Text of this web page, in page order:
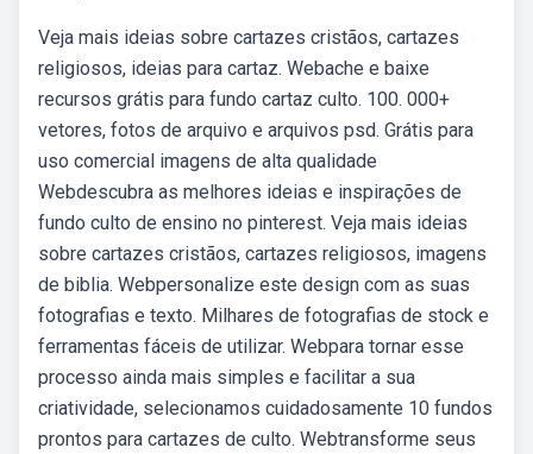
Veja mais ideias sobre cartazes cristãos, cartazes
religiosos, ideias para cartaz. Webache e baixe
recursos grátis para fundo cartaz culto. 100. 000+
vetores, fotos de arquivo e arquivos psd. Grátis para
uso comercial imagens de alta qualidade
Webdescubra as melhores ideias e inspirações de
fundo culto de ensino no pinterest. Veja mais ideias
sobre cartazes cristãos, cartazes religiosos, imagens
de biblia. Webpersonalize este design com as suas
fotografias e texto. Milhares de fotografias de stock e
ferramentas fáceis de utilizar. Webpara tornar esse
processo ainda mais simples e facilitar a sua
criatividade, selecionamos cuidadosamente 10 fundos
prontos para cartazes de culto. Webtransforme seus